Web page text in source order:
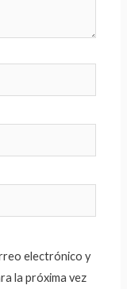
electrónico y
la próxima vez